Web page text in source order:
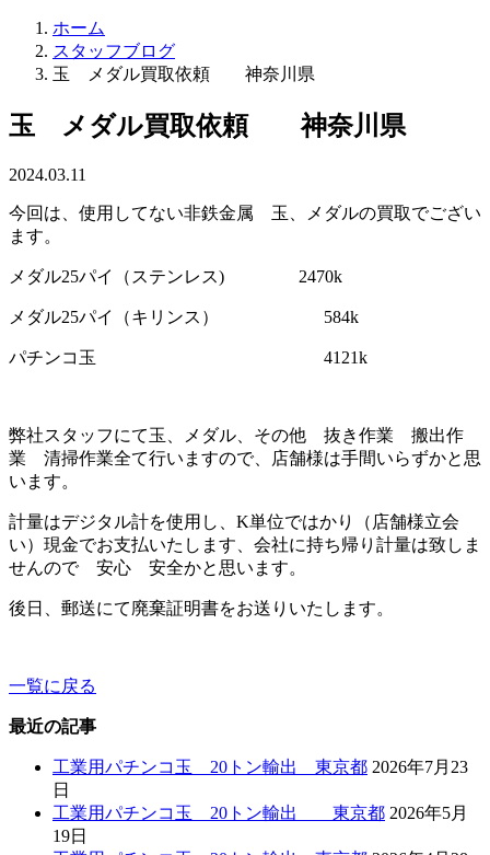
ホーム
スタッフブログ
玉 メダル買取依頼 神奈川県
玉 メダル買取依頼 神奈川県
2024.03.11
今回は、使用してない非鉄金属 玉、メダルの買取でござい
ます。
メダル25パイ（ステンレス) 2470k
メダル25パイ（キリンス） 584k
パチンコ玉 4121k
弊社スタッフにて玉、メダル、その他 抜き作業 搬出作
業 清掃作業全て行いますので、店舗様は手間いらずかと思
います。
計量はデジタル計を使用し、K単位ではかり（店舗様立会
い）現金でお支払いたします、会社に持ち帰り計量は致しま
せんので 安心 安全かと思います。
後日、郵送にて廃棄証明書をお送りいたします。
一覧に戻る
最近の記事
工業用パチンコ玉 20トン輸出 東京都 2026年7月23
日
工業用パチンコ玉 20トン輸出 東京都 2026年5月
19日